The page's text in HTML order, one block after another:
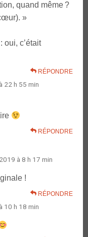
quand même ?
»
oui, c’était
RÉPONDRE
22 h 55 min
RÉPONDRE
à 8 h 17 min
!
RÉPONDRE
10 h 18 min